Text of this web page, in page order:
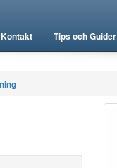
Tips och Guider